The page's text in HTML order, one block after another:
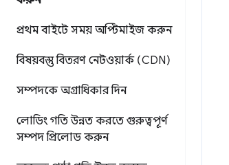
প্রথম বাইটে সময় অপ্টিমাইজ করুন
বিষয়বস্তু বিতরণ নেটওয়ার্ক (CDN)
সম্পদকে অগ্রাধিকার দিন
লোডিং গতি উন্নত করতে গুরুত্বপূর্ণ
সম্পদ প্রিলোড করুন